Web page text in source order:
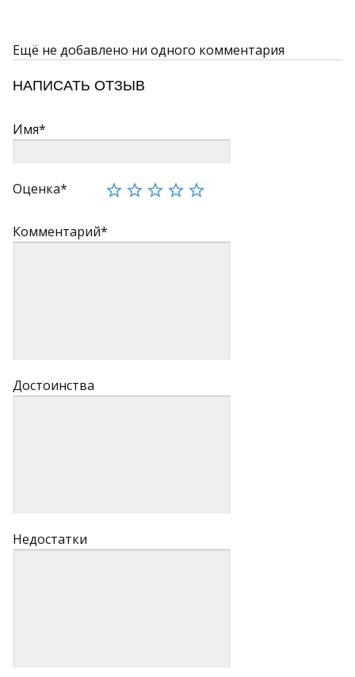
Ещё не добавлено ни одного комментария
НАПИСАТЬ ОТЗЫВ
Имя*
Оценка*
Комментарий*
Достоинства
Недостатки